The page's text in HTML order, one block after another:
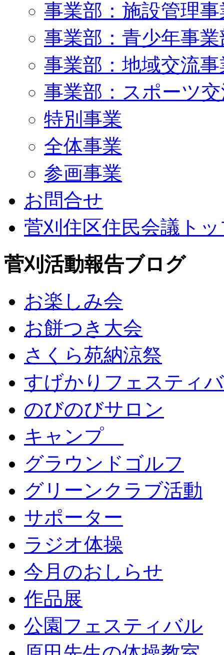
事業部：施設管理
事業部：青少年事業
事業部：地域交流
事業部：スポーツ
特別事業
全体事業
参画事業
お問合せ
菅刈住区住民会議ト
菅刈活動報告ブログ
お楽しみ会
お餅つき大会
さくら苑納涼祭
すげかりフェスティ
のびのびサロン
キャンプ
グラウンドゴルフ
グリーンクラブ活動
サポーター
ラジオ体操
今月のおしらせ
作品展
公園フェスティバル